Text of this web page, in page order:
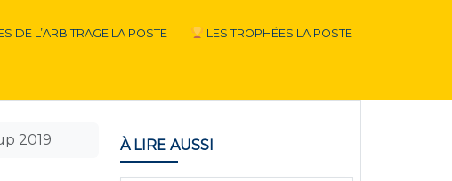
DE L’ARBITRAGE LA POSTE LES TROPHÉES LA POSTE
2019 À LIRE AUSSI